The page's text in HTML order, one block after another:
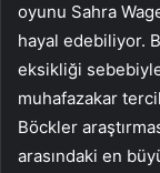
oyunu Sahra
hayal edebiliyor.
eksikliği
muhafazakar
Böckler
arasındaki en